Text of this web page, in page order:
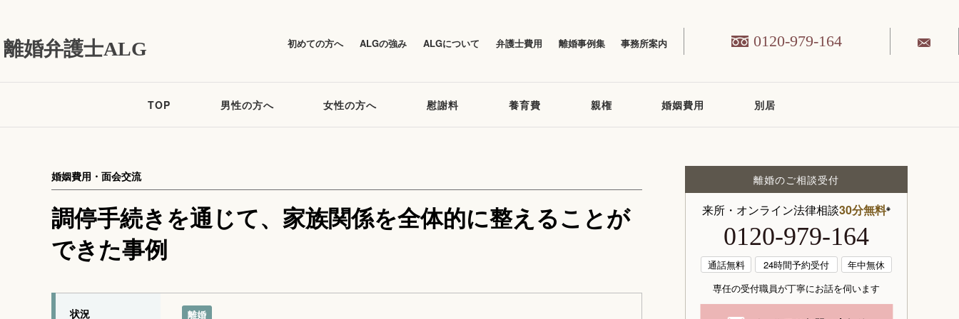
離婚弁護士ALG 初めての方へ ALGの強み ALGについて 弁護士費用 離婚事例集 事務所案内 0120-979-164
TOP 男性の方へ 女性の方へ 慰謝料 養育費 親権 婚姻費用 別居
調停手続きを通じて、家族関係を全体的に整えることが
できた事例
婚姻費用・面会交流
状況 離婚
離婚のご相談受付
来所・オンライン法律相談30分無料※
0120-979-164
通話無料 24時間予約受付
年中無休
専任の受付職員が丁寧にお話を伺います